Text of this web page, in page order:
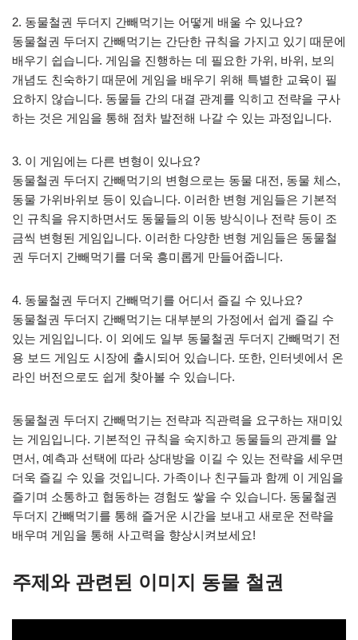
2. 동물철권 두더지 간빼먹기는 어떻게 배울 수 있나요?
동물철권 두더지 간빼먹기는 간단한 규칙을 가지고 있기 때문에
배우기 쉽습니다. 게임을 진행하는 데 필요한 가위, 바위, 보의
개념도 친숙하기 때문에 게임을 배우기 위해 특별한 교육이 필
요하지 않습니다. 동물들 간의 대결 관계를 익히고 전략을 구사
하는 것은 게임을 통해 점차 발전해 나갈 수 있는 과정입니다.
3. 이 게임에는 다른 변형이 있나요?
동물철권 두더지 간빼먹기의 변형으로는 동물 대전, 동물 체스,
동물 가위바위보 등이 있습니다. 이러한 변형 게임들은 기본적
인 규칙을 유지하면서도 동물들의 이동 방식이나 전략 등이 조
금씩 변형된 게임입니다. 이러한 다양한 변형 게임들은 동물철
권 두더지 간빼먹기를 더욱 흥미롭게 만들어줍니다.
4. 동물철권 두더지 간빼먹기를 어디서 즐길 수 있나요?
동물철권 두더지 간빼먹기는 대부분의 가정에서 쉽게 즐길 수
있는 게임입니다. 이 외에도 일부 동물철권 두더지 간빼먹기 전
용 보드 게임도 시장에 출시되어 있습니다. 또한, 인터넷에서 온
라인 버전으로도 쉽게 찾아볼 수 있습니다.
동물철권 두더지 간빼먹기는 전략과 직관력을 요구하는 재미있
는 게임입니다. 기본적인 규칙을 숙지하고 동물들의 관계를 알
면서, 예측과 선택에 따라 상대방을 이길 수 있는 전략을 세우면
더욱 즐길 수 있을 것입니다. 가족이나 친구들과 함께 이 게임을
즐기며 소통하고 협동하는 경험도 쌓을 수 있습니다. 동물철권
두더지 간빼먹기를 통해 즐거운 시간을 보내고 새로운 전략을
배우며 게임을 통해 사고력을 향상시켜보세요!
주제와 관련된 이미지 동물 철권